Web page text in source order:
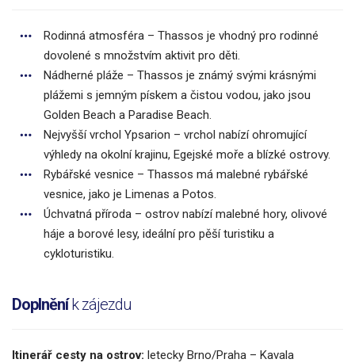
Rodinná atmosféra – Thassos je vhodný pro rodinné
dovolené s množstvím aktivit pro děti.
Nádherné pláže – Thassos je známý svými krásnými
plážemi s jemným pískem a čistou vodou, jako jsou
Golden Beach a Paradise Beach.
Nejvyšší vrchol Ypsarion – vrchol nabízí ohromující
výhledy na okolní krajinu, Egejské moře a blízké ostrovy.
Rybářské vesnice – Thassos má malebné rybářské
vesnice, jako je Limenas a Potos.
Úchvatná příroda – ostrov nabízí malebné hory, olivové
háje a borové lesy, ideální pro pěší turistiku a
cykloturistiku.
Doplněník zájezdu
Itinerář cesty na ostrov: letecky Brno/Praha – Kavala